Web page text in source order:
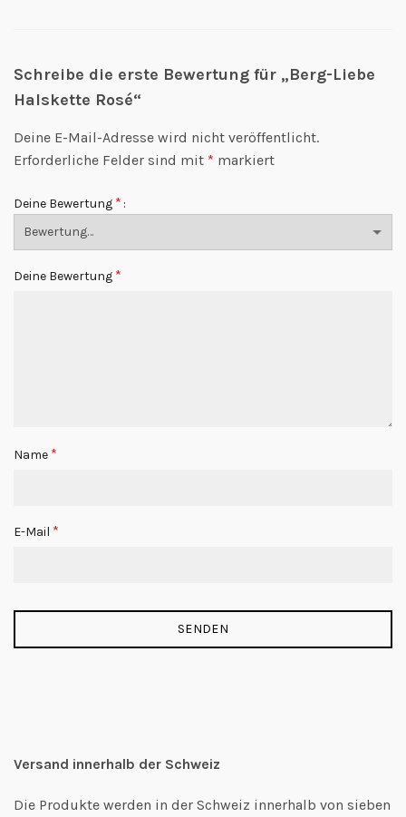
Schreibe die erste Bewertung für „Berg-Liebe
Halskette Rosé“
Deine E-Mail-Adresse wird nicht veröffentlicht.
Erforderliche Felder sind mit * markiert
Deine Bewertung *
Deine Bewertung *
Name *
E-Mail *
Versand innerhalb der Schweiz
Die Produkte werden in der Schweiz innerhalb von sieben